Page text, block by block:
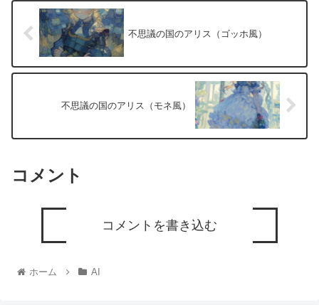
不思議の国のアリス（ゴッホ風）
不思議の国のアリス（モネ風）
コメント
コメントを書き込む
ホーム AI